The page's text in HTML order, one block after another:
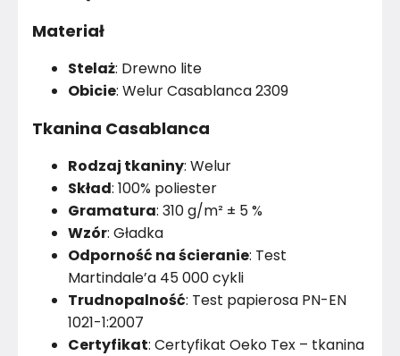
Materiał
Stelaż: Drewno lite
Obicie: Welur Casablanca 2309
Tkanina Casablanca
Rodzaj tkaniny: Welur
Skład: 100% poliester
Gramatura: 310 g/m² ± 5 %
Wzór: Gładka
Odporność na ścieranie: Test
Martindale’a 45 000 cykli
Trudnopalność: Test papierosa PN-EN
1021-1:2007
Certyfikat: Certyfikat Oeko Tex – tkanina